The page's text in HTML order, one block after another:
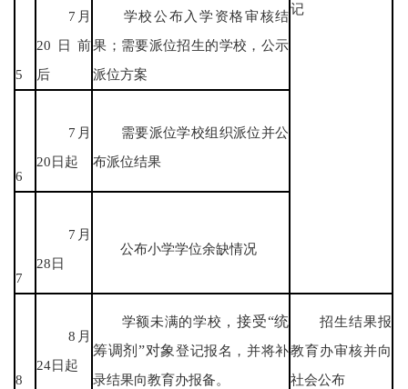
记
5
7月
20日前
后
学校公布入学资格审核结
果；需要派位招生的学校，公示
派位方案
6
7月
20日起
需要派位学校组织派位并公
布派位结果
7
7月
28日
公布小学学位余缺情况
8
8月
24日起
学额未满的学校 ，接受“统
筹调剂”对象登记报名，并将补
录结果向教育办报备。
招生结果报
教育办审核并向
社会公布